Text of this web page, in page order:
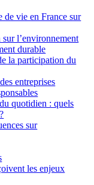
de vie en France sur
l’environnement
durable
la participation du
entreprises
quotidien : quels
sur
les enjeux